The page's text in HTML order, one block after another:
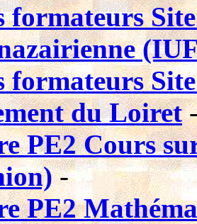
formateurs
formateurs
du Loiret
PE2 Cours
-
PE2